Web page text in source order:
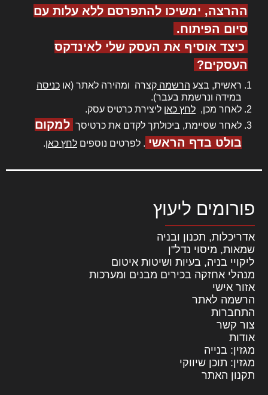
ההרצה, ימשיכו להתפרסם ללא עלות עם
סיום הפיתוח.
כיצד אוסיף את העסק שלי לאינדקס
העסקים?
ראשית, בצע הרשמה קצרה ומהירה לאתר (או כניסה
במידה ונרשמת בעבר).
לאחר מכן, לחץ כאן ליצירת כרטיס עסק.
לאחר שסיימת, ביכולתך לקדם את כרטיסך למקום
בולט בדף הראשי . לפרטים נוספים לחץ כאן.
פורומים ליעוץ
אדריכלות, תכנון ובניה
שמאות, מיסוי נדל"ן
ליקויי בניה, בעיות ושיטות איטום
מנהלי אחזקה בכירים מבנים ומערכות
אזור אישי
הרשמה לאתר
התחברות
צור קשר
אודות
מגזין: בנייה
מגזין: תוכן שיווקי
תקנון האתר